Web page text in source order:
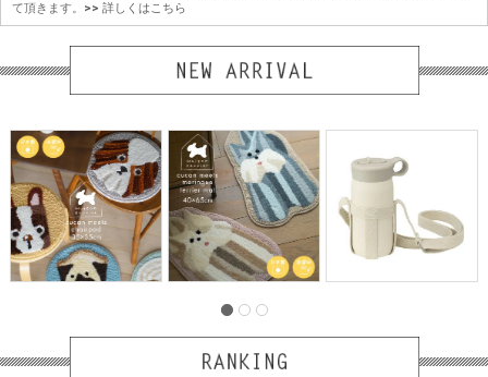
て頂きます。 >> 詳しくはこちら